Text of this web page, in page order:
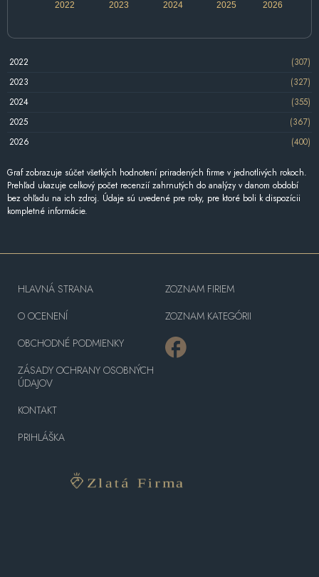
2022 2024 2026
2023 2025
2022
(307)
2023
(327)
2024
(355)
2025
(367)
2026
(400)
Graf zobrazuje súčet všetkých hodnotení priradených firme v jednotlivých rokoch.
Prehľad ukazuje celkový počet recenzií zahrnutých do analýzy v danom období
bez ohľadu na ich zdroj. Údaje sú uvedené pre roky, pre ktoré boli k dispozícii
kompletné informácie.
HLAVNÁ STRANA
O OCENENÍ
OBCHODNÉ PODMIENKY
ZÁSADY OCHRANY OSOBNÝCH
ÚDAJOV
KONTAKT
PRIHLÁŠKA
ZOZNAM FIRIEM
ZOZNAM KATEGÓRII